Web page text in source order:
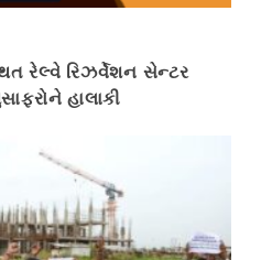
રેલ્વે રિઝર્વેશન સેન્ટર
હાલાકી